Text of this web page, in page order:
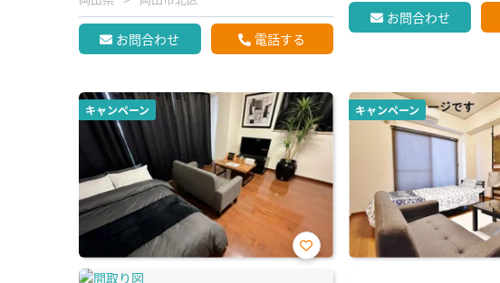
お問合わせ 電話する
お問合わせ
キャンペーン
お気
キャンペーン